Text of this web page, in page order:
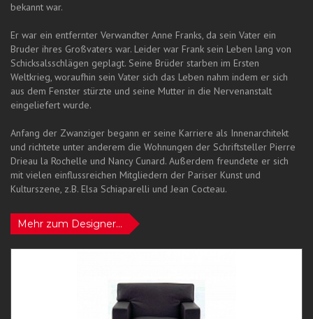
bekannt war.
Er war ein entfernter Verwandter Anne Franks, da sein Vater ein
Bruder ihres Großvaters war. Leider war Frank sein Leben lang von
Schicksalsschlägen geplagt. Seine Brüder starben im Ersten
Weltkrieg, woraufhin sein Vater sich das Leben nahm indem er sich
aus dem Fenster stürzte und seine Mutter in die Nervenanstalt
eingeliefert wurde.
Anfang der Zwanziger begann er seine Karriere als Innenarchitekt
und richtete unter anderem die Wohnungen der Schriftsteller Pierre
Drieau la Rochelle und Nancy Cunard. Außerdem freundete er sich
mit vielen einflussreichen Mitgliedern der Pariser Kunst und
Kulturszene, z.B. Elsa Schiaparelli und Jean Cocteau.
Mehr zum Designer...